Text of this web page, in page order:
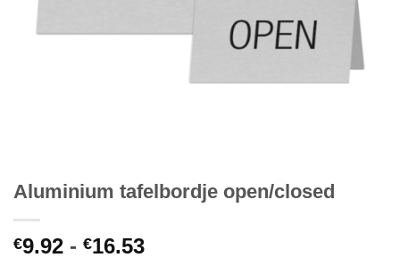
Aluminium tafelbordje open/closed
€9.92 - €16.53Prijsklasse: